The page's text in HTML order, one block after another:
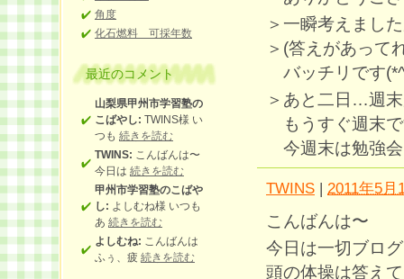
＞一瞬考えまし
＞(答えがあって
バッチリです
＞あと二日…週
もうすぐ週末
今週末は勉強
TWINS | 2011年5月
こんばんは〜
今日は一切ブロ
頭の体操は答え
角度
化石燃料 可採年数
最近のコメント
山梨県甲州市学習塾の
こばやし: TWINS様 い
つも 続きを読む
TWINS: こんばんは〜
今日は 続きを読む
甲州市学習塾のこばや
し: よしむね様 いつも
あ 続きを読む
よしむね: こんばんは
ふぅ、疲 続きを読む